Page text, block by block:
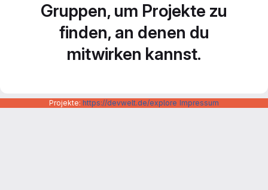
Gruppen, um Projekte zu
finden, an denen du
mitwirken kannst.
Projekte: https://devwelt.de/explore Impressum